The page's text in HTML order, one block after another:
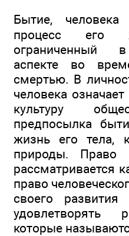
Бытие,
процесс его
ограниченный
аспекте во
смертью. В
человека
культуру
предпосылка
жизнь его тела,
природы. Право
рассматривается
право
своего
удовлетворять
которые